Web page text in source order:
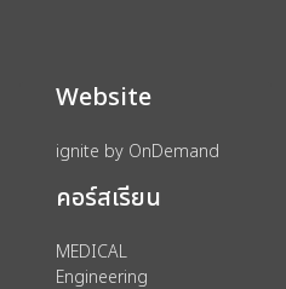
Website
ignite by OnDemand
คอร์สเรียน
MEDICAL
Engineering